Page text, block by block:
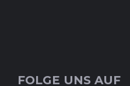
FOLGE UNS AUF